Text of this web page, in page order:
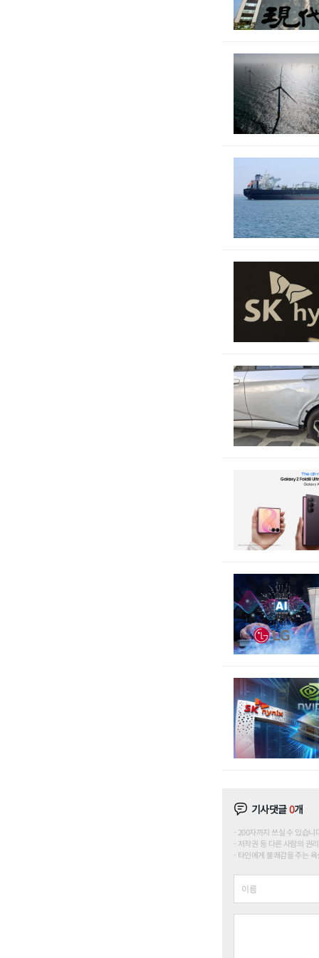
기사댓글0개
200자까지 쓰실 수 있습
저작권 등 다른 사람의 권
타인에게 불쾌감을 주는